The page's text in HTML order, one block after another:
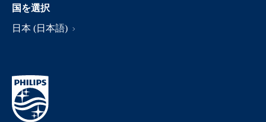
国を選択
日本 (日本語)